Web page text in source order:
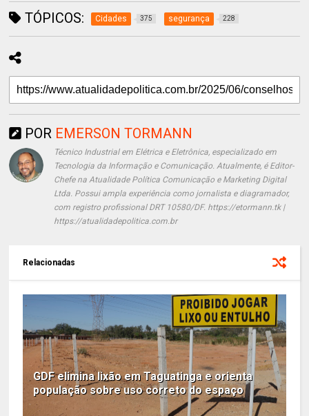
TÓPICOS: Cidades 375 segurança 228
POR EMERSON TORMANN
Técnico Industrial em Elétrica e Eletrônica, especializado em
Tecnologia da Informação e Comunicação. Atualmente, é Editor-
Chefe na Atualidade Política Comunicação e Marketing Digital
Ltda. Possui ampla experiência como jornalista e diagramador,
com registro profissional DRT 10580/DF. https://etormann.tk |
https://atualidadepolitica.com.br
Relacionadas
GDF elimina lixão em Taguatinga e orienta
população sobre uso correto do espaço